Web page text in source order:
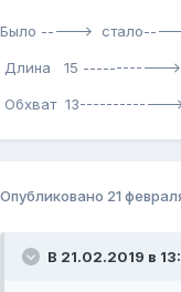
Было -----> стало-----
Длина 15 ------------
Обхват 13-------------
Опубликовано 21
В 21.02.2019 в